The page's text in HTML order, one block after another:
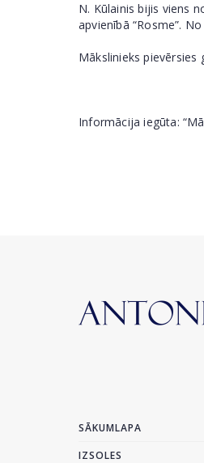
N. Kūlainis bijis viens
apvienībā “Rosme”.
Mākslinieks
Informācija iegūta:
SĀKUMLAPA
IZSOLES